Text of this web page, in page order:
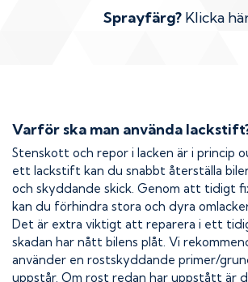
Sprayfärg? Klicka
Varför ska man använda
Stenskott och repor i lacken är i princip
ett lackstift kan du snabbt återställa
och skyddande skick. Genom att tidigt
kan du förhindra stora och dyra
Det är extra viktigt att reparera i ett
skadan har nått bilens plåt. Vi
använder en rostskyddande primer/
uppstår. Om rost redan har uppstått är